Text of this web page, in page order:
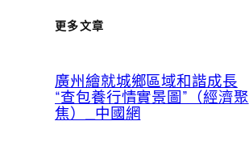
更多文章
廣州繪就城鄉區域和諧成長
“查包養行情實景圖”（經濟聚
焦）_中國網